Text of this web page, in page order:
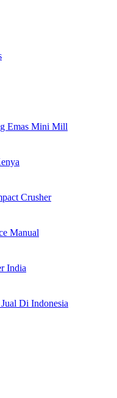
Emas Mini Mill
Crusher
Manual
India
Di Indonesia